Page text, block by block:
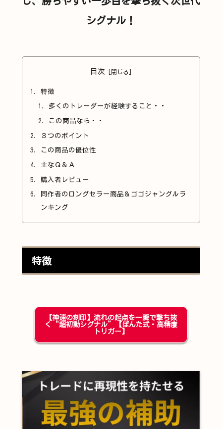
シグナル！
目次
特徴
多くのトレーダーが経験すること・・
この商品なら・・
３つのポイント
この商品の優位性
主なＱ＆Ａ
購入者レビュー
同作者のロングセラー商品＆ゴゴジャングルラ
ンキング
特徴
【神速の刻印】流れの起点を一瞬で撃ち抜
く“超初動シグナル”【ぽんた式・高精度
トリガー】